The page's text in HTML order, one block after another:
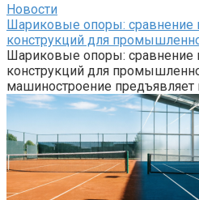
Новости
Шариковые опоры: сравнение
конструкций для
Шариковые опоры: сравнение
конструкций для
машиностроение